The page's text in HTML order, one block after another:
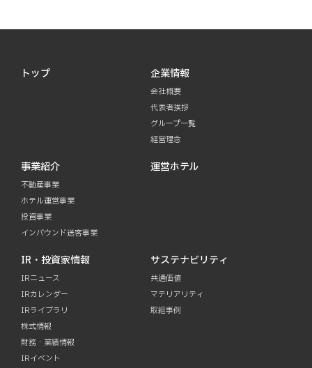
トップ 企業情報
会社概要
代表者挨拶
グループ一覧
経営理念
事業紹介
不動産事業
ホテル運営事業
投資事業
インバウンド送客事業
運営ホテル
IR・投資家情報
IRニュース
IRカレンダー
IRライブラリ
株式情報
財務・業績情報
IRイベント
サステナビリティ
共通価値
マテリアリティ
取組事例